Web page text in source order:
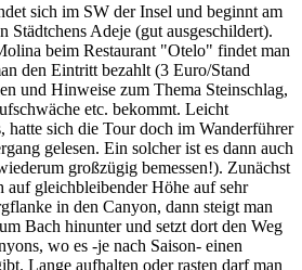
sich im SW der Insel und beginnt am
Städtchens Adeje (gut ausgeschildert).
beim Restaurant "Otelo" findet man
den Eintritt bezahlt (3 Euro/Stand
und Hinweise zum Thema Steinschlag,
etc. bekommt. Leicht
hatte sich die Tour doch im Wanderführer
gelesen. Ein solcher ist es dann auch
großzügig bemessen!). Zunächst
auf gleichbleibender Höhe auf sehr
in den Canyon, dann steigt man
Bach hinunter und setzt dort den Weg
wo es -je nach Saison- einen
Lange aufhalten oder rasten darf man